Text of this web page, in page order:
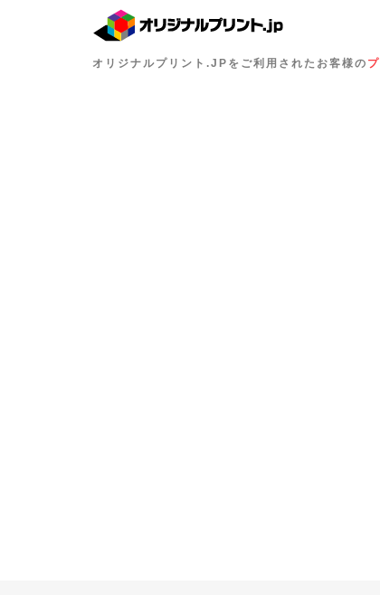
オリジナルプリント.JPをご利用されたお客様の